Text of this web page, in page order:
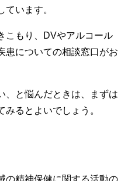
います。
こもり、DVやアルコール
患についての相談窓口がお
、と悩んだときは、まずは
るとよいでしょう。